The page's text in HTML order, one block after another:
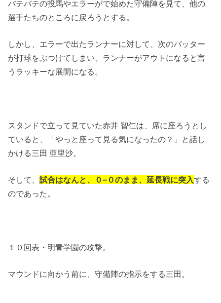
バテバテの投馬やエラーがで始めた守備陣を見て、他の
選手たちのところに戻ろうとする。
しかし、エラーで出たランナーに対して、次のバッター
が打球をぶつけてしまい、ランナーがアウトになると言
うラッキーな展開になる。
スタンドで立って見ていた赤井 智仁は、席に座ろうとし
ていると、「やっと座って見る気になったの？」と話し
かける三田 亜里沙。
そして、試合はなんと、０−０のまま、延長戦に突入する
のであった。
１０回表・明青学園の攻撃。
マウンドに向かう前に、守備陣の指示をする三田。